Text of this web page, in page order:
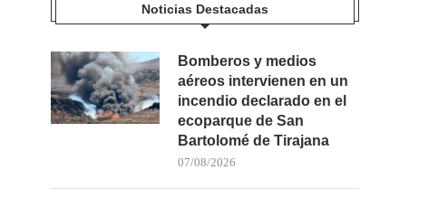
Noticias Destacadas
Bomberos y medios
aéreos intervienen en un
incendio declarado en el
ecoparque de San
Bartolomé de Tirajana
07/08/2026